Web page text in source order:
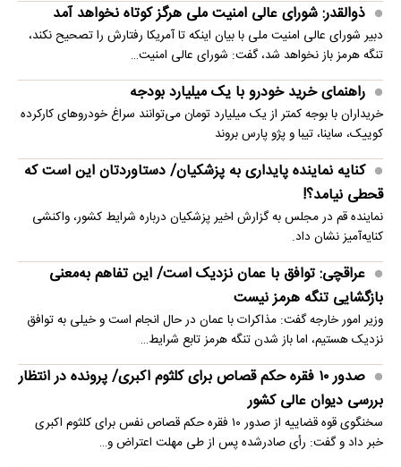
ذوالقدر: شورای عالی امنیت ملی هرگز کوتاه نخواهد آمد
دبیر شورای عالی امنیت ملی با بیان اینکه تا آمریکا رفتارش را تصحیح نکند،
تنگه هرمز باز نخواهد شد، گفت: شورای عالی امنیت…
راهنمای خرید خودرو با یک میلیارد بودجه
خریداران با بوجه کمتر از یک میلیارد تومان می‌توانند سراغ خودروهای کارکرده
کوییک، ساینا، تیبا و پژو پارس بروند
کنایه نماینده پایداری به پزشکیان/ دستاوردتان این است که
قحطی نیامد؟!
نماینده قم در مجلس به گزارش اخیر پزشکیان درباره شرایط کشور، واکنشی
کنایه‌آمیز نشان داد.
عراقچی: توافق با عمان نزدیک است/ این تفاهم به‌معنی
بازگشایی تنگه هرمز نیست
وزیر امور خارجه گفت: مذاکرات با عمان در حال انجام است و خیلی به توافق
نزدیک هستیم، اما باز شدن تنگه هرمز تابع شرایط…
صدور ۱۰ فقره حکم قصاص برای کلثوم اکبری/ پرونده در انتظار
بررسی دیوان عالی کشور
سخنگوی قوه قضاییه از صدور ۱۰ فقره حکم قصاص نفس برای کلثوم اکبری
خبر داد و گفت: رأی صادرشده پس از طی مهلت اعتراض و…